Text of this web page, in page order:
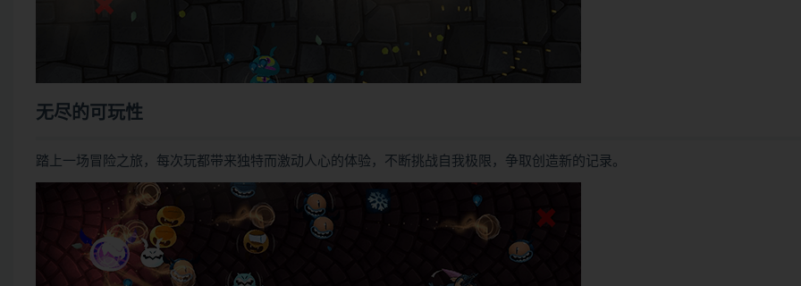
无尽的可玩性
踏上一场冒险之旅，每次玩都带来独特而激动人心的体验，不断挑战自我极限，争取创造新的记录。